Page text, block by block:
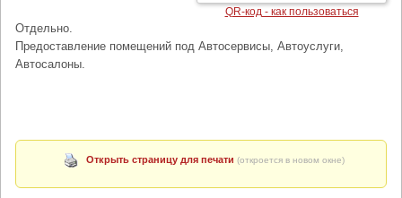
QR-код - как пользоваться
Отдельно.
Предоставление помещений под Автосервисы, Автоуслуги,
Автосалоны.
Открыть страницу для печати (откроется в новом окне)